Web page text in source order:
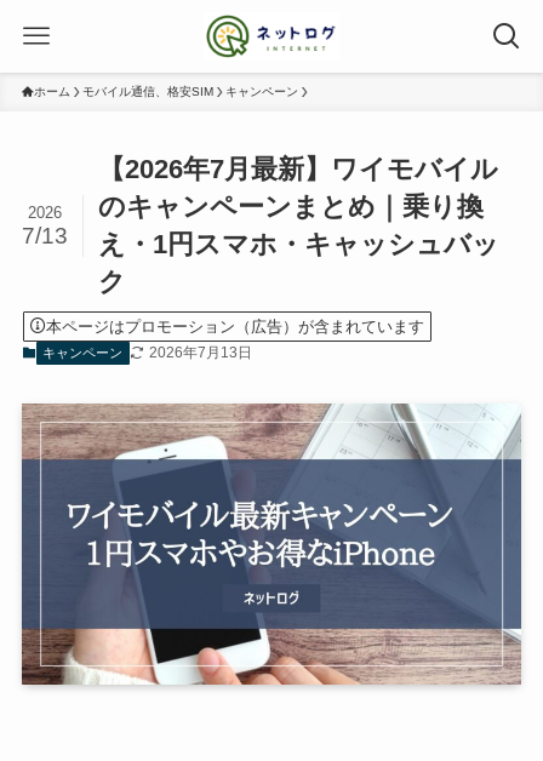
ホーム モバイル通信、格安SIM キャンペーン
【2026年7月最新】ワイモバイル
のキャンペーンまとめ｜乗り換
え・1円スマホ・キャッシュバッ
ク
2026
7/13
本ページはプロモーション（広告）が含まれています
キャンペーン 2026年7月13日